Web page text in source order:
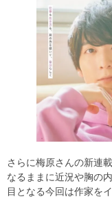
さらに梅原さんの新連
なるままに近況や胸の
目となる今回は作家を